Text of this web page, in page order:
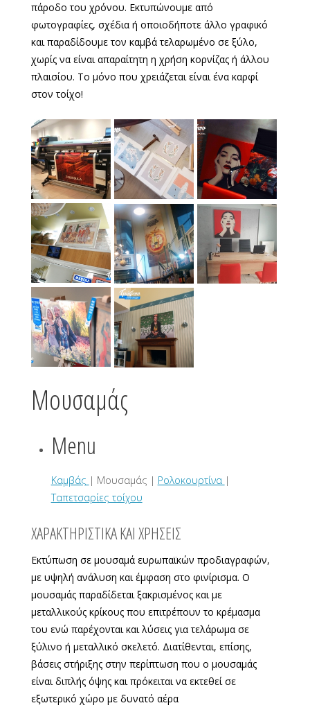
πάροδο του χρόνου. Εκτυπώνουμε από
φωτογραφίες, σχέδια ή οποιοδήποτε άλλο γραφικό
και παραδίδουμε τον καμβά τελαρωμένο σε ξύλο,
χωρίς να είναι απαραίτητη η χρήση κορνίζας ή άλλου
πλαισίου. Το μόνο που χρειάζεται είναι ένα καρφί
στον τοίχο!
Μουσαμάς
Menu
Καμβάς | Μουσαμάς | Ρολοκουρτίνα |
Ταπετσαρίες τοίχου
ΧΑΡΑΚΤΗΡΙΣΤΙΚΑ ΚΑΙ ΧΡΗΣΕΙΣ
Εκτύπωση σε μουσαμά ευρωπαϊκών προδιαγραφών,
με υψηλή ανάλυση και έμφαση στο φινίρισμα. Ο
μουσαμάς παραδίδεται ξακρισμένος και με
μεταλλικούς κρίκους που επιτρέπουν το κρέμασμα
του ενώ παρέχονται και λύσεις για τελάρωμα σε
ξύλινο ή μεταλλικό σκελετό. Διατίθενται, επίσης,
βάσεις στήριξης στην περίπτωση που ο μουσαμάς
είναι διπλής όψης και πρόκειται να εκτεθεί σε
εξωτερικό χώρο με δυνατό αέρα